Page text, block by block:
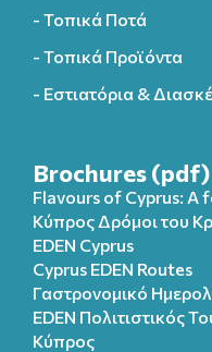
- Τοπικά Ποτά
- Τοπικά Προϊόντα
- Εστιατόρια &
Brochures (pdf)
Flavours of Cyprus:
Κύπρος Δρόμοι του
EDEN Cyprus
Cyprus EDEN Routes
Γαστρονομικό
EDEN Πολιτιστικός
Κύπρος